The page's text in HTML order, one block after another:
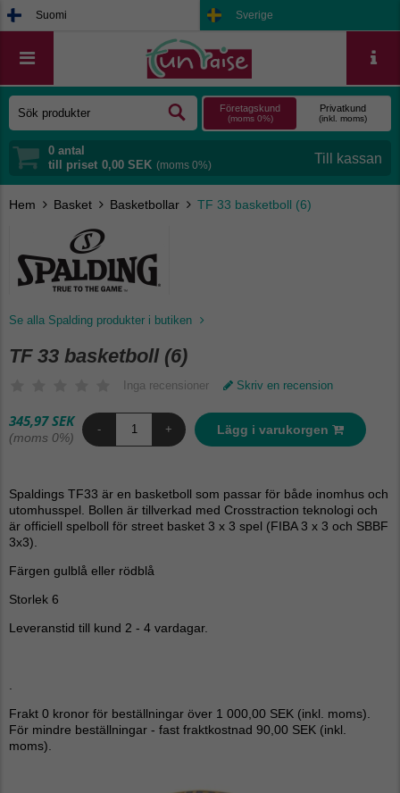
Suomi Sverige
Företagskund
(moms 0%)
Privatkund
(inkl. moms)
0 antal
till priset 0,00 SEK (moms 0%)
Hem Basket Basketbollar TF 33 basketboll (6)
TF 33 basketboll (6)
Inga recensioner Skriv en recension
Se alla Spalding produkter i butiken
345,97 SEK
(moms 0%)
- + Lägg i varukorgen
Spaldings TF33 är en basketboll som passar för både inomhus och
utomhusspel. Bollen är tillverkad med Crosstraction teknologi och
är officiell spelboll för street basket 3 x 3 spel (FIBA 3 x 3 och SBBF
3x3).
Färgen gulblå eller rödblå
Storlek 6
Leveranstid till kund 2 - 4 vardagar.
Frakt 0 kronor för beställningar över 1 000,00 SEK (inkl. moms).
För mindre beställningar - fast fraktkostnad 90,00 SEK (inkl.
moms).